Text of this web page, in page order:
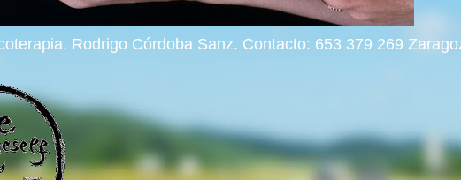
Rodrigo Córdoba Sanz. Contacto: 653 379 269